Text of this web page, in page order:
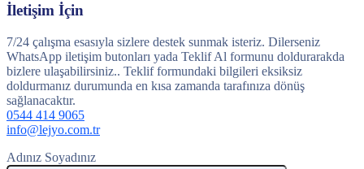
İletişim İçin
7/24 çalışma esasıyla sizlere destek sunmak isteriz. Dilerseniz
WhatsApp iletişim butonları yada Teklif Al formunu doldurarakda
bizlere ulaşabilirsiniz.. Teklif formundaki bilgileri eksiksiz
doldurmanız durumunda en kısa zamanda tarafınıza dönüş
sağlanacaktır.
0544 414 9065
info@lejyo.com.tr
Adınız Soyadınız